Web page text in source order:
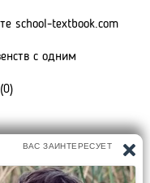
school-textbook.com
с одним